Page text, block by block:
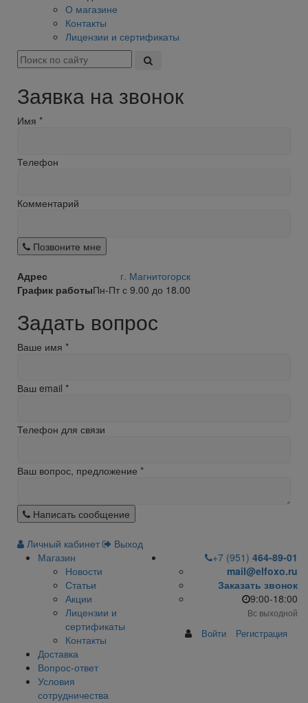
О магазине
Контакты
Лицензии и сертификаты
Заявка на звонок
Имя *
Телефон
Комментарий
Позвоните мне
Адрес
г. Магнитогорск
График работыПн-Пт с 9.00 до 18.00
Задать вопрос
Ваше имя *
Ваш email *
Телефон для связи
Ваш вопрос, предложение *
Написать сообщение
Личный кабинет
Выход
Магазин
Новости
Статьи
Акции
Лицензии и
сертификаты
Контакты
Доставка
Вопрос-ответ
Условия
сотрудничества
+7 (951) 464-89-01
mail@elfoxo.ru
Заказать звонок
9:00-18:00
Вс выходной
Войти Регистрация